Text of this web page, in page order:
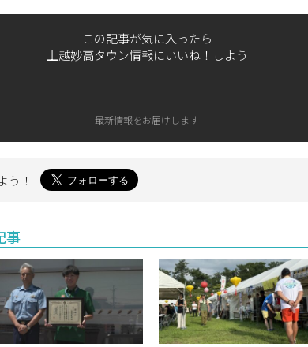
この記事が気に入ったら
上越妙高タウン情報にいいね！しよう
最新情報をお届けします
う！
事